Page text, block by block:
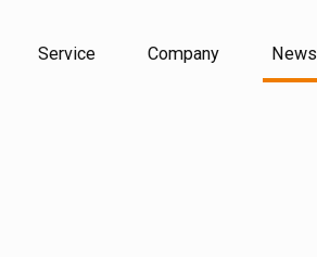
Service Company News